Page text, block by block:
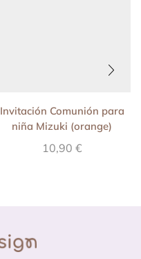
Invitación Comunión para
niña Mizuki (orange)
10,90 €